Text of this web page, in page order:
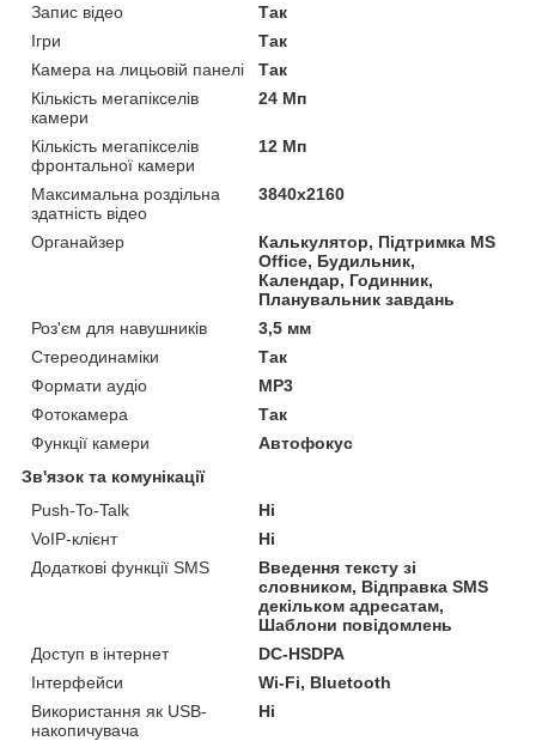
Запис відео
Так
Ігри
Так
Камера на лицьовій панелі
Так
Кількість мегапікселів
камери
24 Мп
Кількість мегапікселів
фронтальної камери
12 Мп
Максимальна роздільна
здатність відео
3840x2160
Органайзер
Калькулятор, Підтримка MS
Office, Будильник,
Календар, Годинник,
Планувальник завдань
Роз'єм для навушників
3,5 мм
Стереодинаміки
Так
Формати аудіо
MP3
Фотокамера
Так
Функції камери
Автофокус
Зв'язок та комунікації
Push-To-Talk
Ні
VoIP-клієнт
Ні
Додаткові функції SMS
Введення тексту зі
словником, Відправка SMS
декільком адресатам,
Шаблони повідомлень
Доступ в інтернет
DC-HSDPA
Інтерфейси
Wi-Fi, Bluetooth
Використання як USB-
накопичувача
Ні